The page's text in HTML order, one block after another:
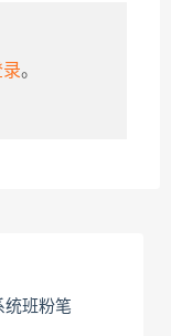
。
班粉笔